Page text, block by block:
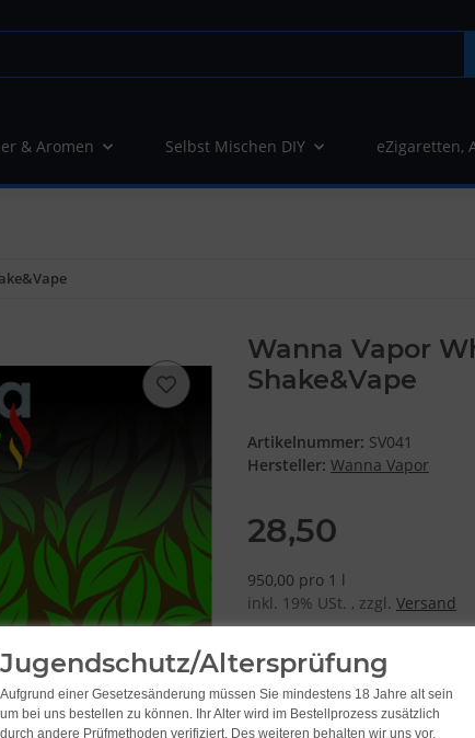
& Aromen Selbst Mischen DIY eZigaretten,
Wanna Vapor
Shake&Vape
Artikelnummer: SV041
Hersteller: Wanna Vapor
28,50
950,00 pro 1 l
inkl. 19% USt. , zzgl. Versand
Jugendschutz/Altersprüfung
Aufgrund einer Gesetzesänderung müssen Sie mindestens 18 Jahre alt sein
um bei uns bestellen zu können. Ihr Alter wird im Bestellprozess zusätzlich
durch andere Prüfmethoden verifiziert. Des weiteren behalten wir uns vor,